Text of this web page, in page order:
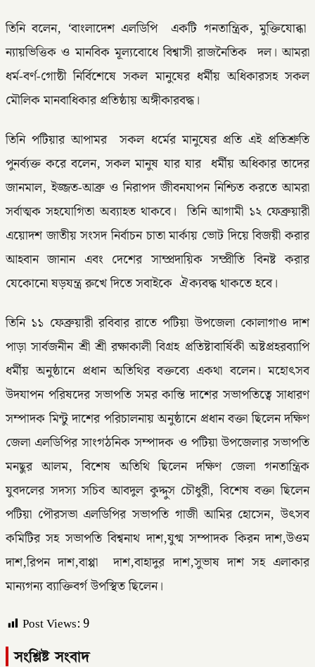
তিনি বলেন, ‘বাংলাদেশ এলডিপি একটি গনতান্ত্রিক, মুক্তিযোব্ধা
ন্যায়ভিত্তিক ও মানবিক মূল্যবোধে বিশ্বাসী রাজনৈতিক দল। আমরা
ধর্ম-বর্ণ-গোষ্ঠী নির্বিশেষে সকল মানুষের ধর্মীয় অধিকারসহ সকল
মৌলিক মানবাধিকার প্রতিষ্ঠায় অঙ্গীকারবদ্ধ।
তিনি পটিয়ার আপামর সকল ধর্মের মানুষের প্রতি এই প্রতিশ্রুতি
পুনর্ব্যক্ত করে বলেন, সকল মানুষ যার যার ধর্মীয় অধিকার তাদের
জানমাল, ইজ্জত-আব্রু ও নিরাপদ জীবনযাপন নিশ্চিত করতে আমরা
সর্বাত্মক সহযোগিতা অব্যাহত থাকবে। তিনি আগামী ১২ ফেব্রুয়ারী
এয়োদশ জাতীয় সংসদ নির্বাচন চাতা মার্কায় ভোট দিয়ে বিজয়ী করার
আহবান জানান এবং দেশের সাম্প্রদায়িক সম্প্রীতি বিনষ্ট করার
যেকোনো ষড়যন্ত্র রুখে দিতে সবাইকে ঐক্যবদ্ধ থাকতে হবে।
তিনি ১১ ফেব্রুয়ারী রবিবার রাতে পটিয়া উপজেলা কোলাগাও দাশ
পাড়া সার্বজনীন শ্রী শ্রী রক্ষাকালী বিগ্রহ প্রতিষ্টাবার্ষিকী অষ্টপ্রহরব্যাপি
ধর্মীয় অনুষ্ঠানে প্রধান অতিথির বক্তব্যে একথা বলেন। মহোৎসব
উদযাপন পরিষদের সভাপতি সমর কান্তি দাশের সভাপতিত্বে সাধারণ
সম্পাদক মিন্টু দাশের পরিচালনায় অনুষ্ঠানে প্রধান বক্তা ছিলেন দক্ষিণ
জেলা এলডিপির সাংগঠনিক সম্পাদক ও পটিয়া উপজেলার সভাপতি
মনছুর আলম, বিশেষ অতিথি ছিলেন দক্ষিণ জেলা গনতান্ত্রিক
যুবদলের সদস্য সচিব আবদুল কুদ্দুস চৌধুরী, বিশেষ বক্তা ছিলেন
পটিয়া পৌরসভা এলডিপির সভাপতি গাজী আমির হোসেন, উৎসব
কমিটির সহ সভাপতি বিশ্বনাথ দাশ,যুগ্ম সম্পাদক কিরন দাশ,উওম
দাশ,রিপন দাশ,বাপ্পা দাশ,বাহাদুর দাশ,সুভাষ দাশ সহ এলাকার
মান্যগন্য ব্যাক্তিবর্গ উপস্থিত ছিলেন।
Post Views:9
সংশ্লিষ্ট সংবাদ